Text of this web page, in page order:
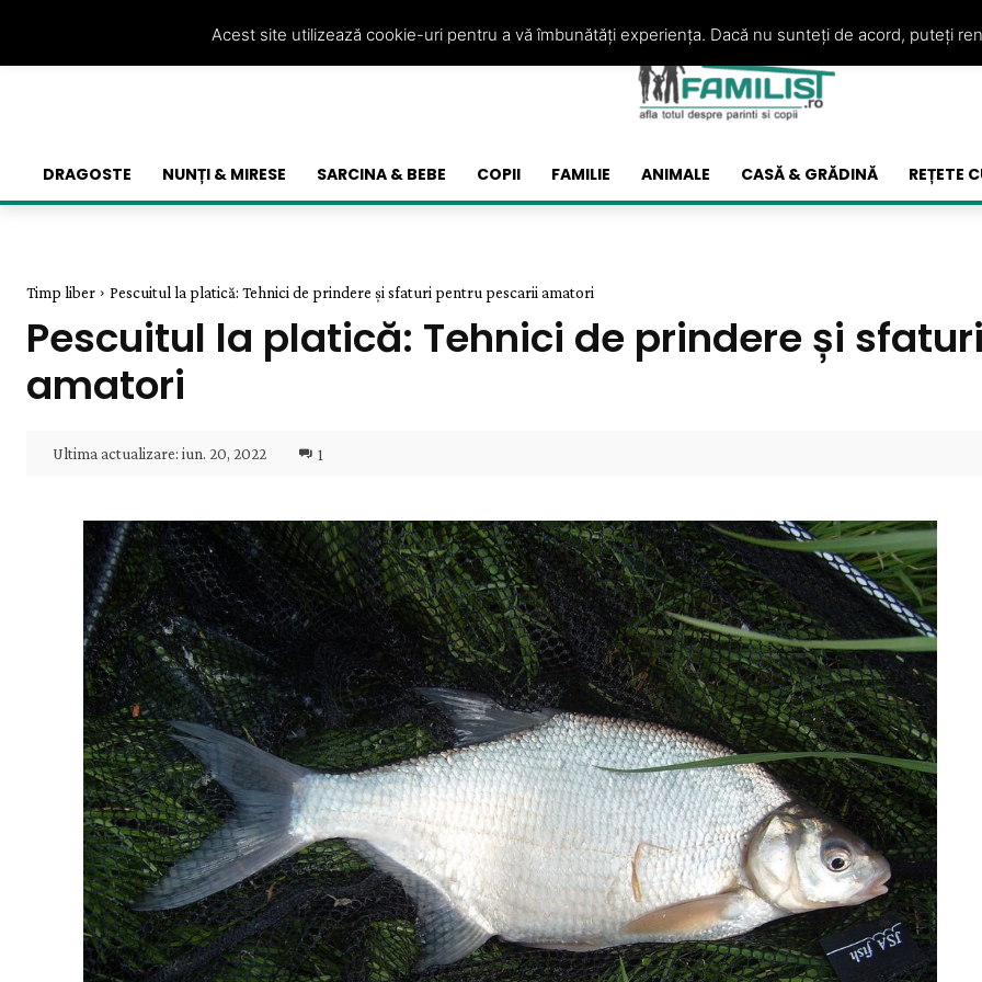
DRAGOSTE NUNȚI & MIRESE SARCINA & BEBE COPII FAMILIE ANIMALE CASĂ & GRĂDINĂ REȚETE
Timp liber Pescuitul la platică: Tehnici de prindere și sfaturi pentru pescarii amatori
Pescuitul la platică: Tehnici de prindere și
amatori
Ultima actualizare: iun. 20, 2022 1
Acest site utilizează cookie-uri pentru a vă îmbunătăți experiența. Dacă nu sunteți de acord, puteți